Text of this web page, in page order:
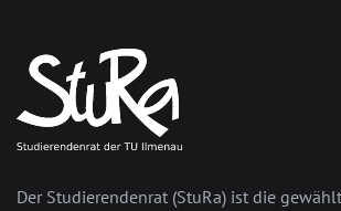
Der Studierendenrat (StuRa) ist die